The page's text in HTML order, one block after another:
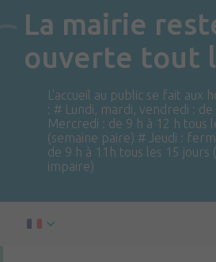
La mairie
ouverte tout
L'accueil au public se fait aux
: # Lundi, mardi, vendredi :
Mercredi : de 9 h à 12 h tous
(semaine paire) # Jeudi :
de 9 h à 11h tous les 15 jours
impaire)